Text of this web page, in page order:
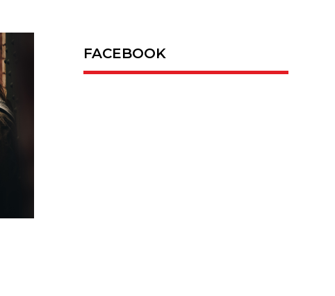
FACEBOOK